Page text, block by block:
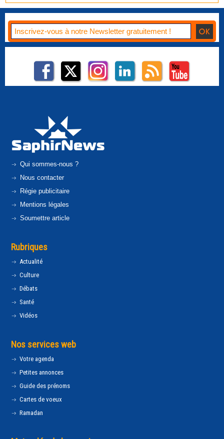
Qui sommes-nous ?
Nous contacter
Régie publicitaire
Mentions légales
Soumettre article
Rubriques
Actualité
Culture
Débats
Santé
Vidéos
Nos services web
Votre agenda
Petites annonces
Guide des prénoms
Cartes de voeux
Ramadan